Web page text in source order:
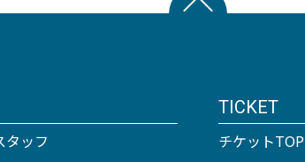
タッフ
TICKET
チケットTOP